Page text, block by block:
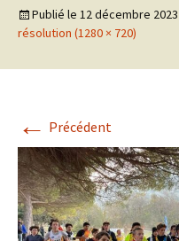
Publié le 12 décembre 2023
résolution (1280 × 720)
← Précédent